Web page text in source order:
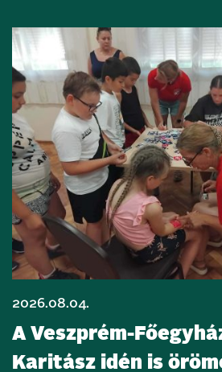
2026.08.04.
A Veszprém-
Karitász idén is